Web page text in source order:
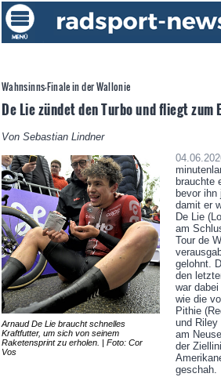
Wahnsinns-Finale in der Wallonie
De Lie zündet den Turbo und fliegt zum
Von Sebastian Lindner
Arnaud De Lie braucht schnelles
Kraftfutter, um sich von seinem
Raketensprint zu erholen. | Foto: Cor
Vos
brauchte
bevor
damit er
De Lie
am
Tour de
gelohnt.
den
war
wie die
Pithie
und Riley
am
der
geschah.